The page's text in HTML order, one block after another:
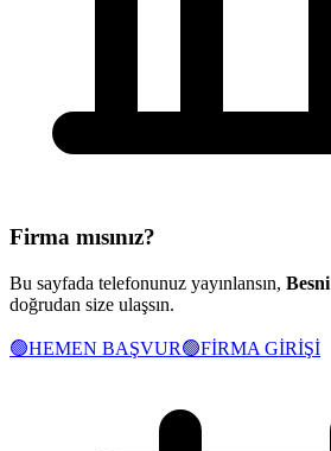
Firma mısınız?
Bu sayfada telefonunuz yayınlansın, Besni
doğrudan size ulaşsın.
🟢HEMEN BAŞVUR🟢FİRMA GİRİŞİ